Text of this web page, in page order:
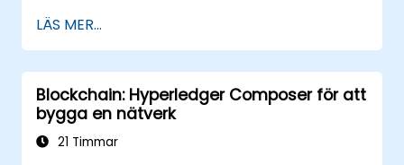
LÄS MER...
Blockchain: Hyperledger Composer för att
bygga en nätverk
21 Timmar